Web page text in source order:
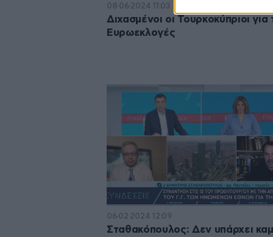
08·06·2024 11:03
Διχασμένοι οι Τουρκοκύπριοι για
Ευρωεκλογές
06·02·2024 12:09
Σταθακόπουλος: Δεν υπάρχει